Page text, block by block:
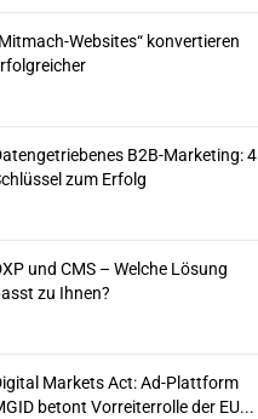
Websites“ konvertieren
B2B-Marketing: 4
zum Erfolg
und CMS – Welche Lösung
zu Ihnen?
Markets Act: Ad-Plattform
betont Vorreiterrolle der EU...